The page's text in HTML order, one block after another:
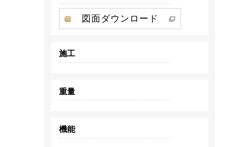
図面ダウンロード
施工
重量
機能